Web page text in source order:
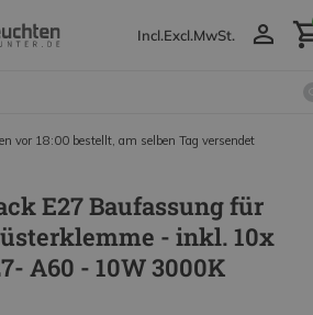
Incl.Excl.MwSt.
vor 18:00 bestellt, am selben Tag versendet
E27 Baufassung für
- inkl. 10x
A60 - 10W 3000K